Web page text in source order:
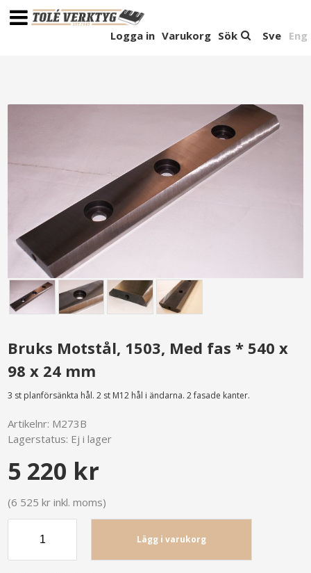
Sve Eng
Sök
Varukorg
Logga in
Bruks Motstål, 1503, Med fas * 540 x
98 x 24 mm
3 st planförsänkta hål. 2 st M12 hål i ändarna. 2 fasade kanter.
Artikelnr: M273B
Lagerstatus: Ej i lager
5 220 kr
(6 525 kr inkl. moms)
Lägg i varukorg